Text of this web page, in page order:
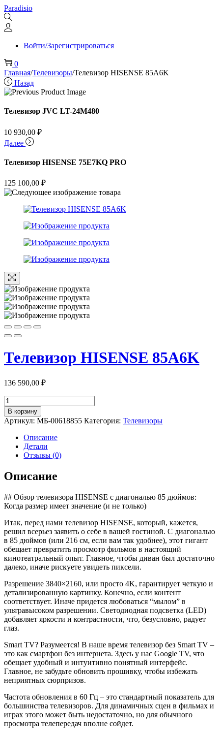
Перейти
к
навигации
Перейти
к
содержимому
Paradisio
Войти/Зарегистрироваться
0
Главная/Телевизоры/Телевизор HISENSE 85A6K
Назад
Телевизор JVC LT-24M480
10 930,00 ₽
Далее
Телевизор HISENSE 75E7KQ PRO
125 100,00 ₽
Телевизор HISENSE 85A6K
136 590,00 ₽
Количество
товара
Телевизор
HISENSE
85A6K
В корзину
Артикул: МБ-00618855 Категория: Телевизоры
Описание
Детали
Отзывы (0)
Описание
## Обзор телевизора HISENSE с диагональю 85 дюймов:
Когда размер имеет значение (и не только)
Итак, перед нами телевизор HISENSE, который, кажется,
решил всерьез заявить о себе в вашей гостиной. С диагональю
в 85 дюймов (или 216 см, если вам так удобнее), этот гигант
обещает превратить просмотр фильмов в настоящий
кинотеатральный опыт. Главное, чтобы диван был достаточно
далеко, иначе рискуете увидеть пиксели.
Разрешение 3840×2160, или просто 4K, гарантирует четкую и
детализированную картинку. Конечно, если контент
соответствует. Иначе придется любоваться “мылом” в
ультравысоком разрешении. Светодиодная подсветка (LED)
добавляет яркости и контрастности, что, безусловно, радует
глаз.
Smart TV? Разумеется! В наше время телевизор без Smart TV –
это как смартфон без интернета. Здесь у нас Google TV, что
обещает удобный и интуитивно понятный интерфейс.
Главное, не забудьте обновить прошивку, чтобы избежать
неприятных сюрпризов.
Частота обновления в 60 Гц – это стандартный показатель для
большинства телевизоров. Для динамичных сцен в фильмах и
играх этого может быть недостаточно, но для обычного
просмотра телепередач вполне сойдет.